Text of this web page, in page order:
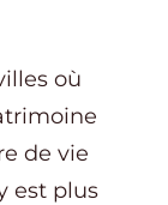
où
de vie
est plus